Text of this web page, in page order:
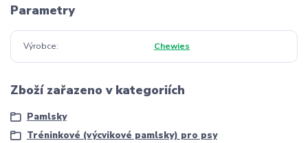
Parametry
Výrobce Chewies
Zboží zařazeno v kategoriích
Pamlsky
Tréninkové (výcvikové pamlsky) pro psy